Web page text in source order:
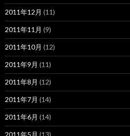
2011年12月 (11)
2011年11月 (9)
2011年10月 (12)
2011年9月 (11)
2011年8月 (12)
2011年7月 (14)
2011年6月 (14)
2011年5月 (13)